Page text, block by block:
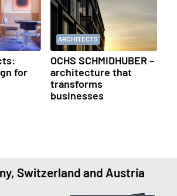
for
ARCHITECTS
OCHS SCHMIDHUBER –
architecture that
transforms
businesses
Switzerland and Austria